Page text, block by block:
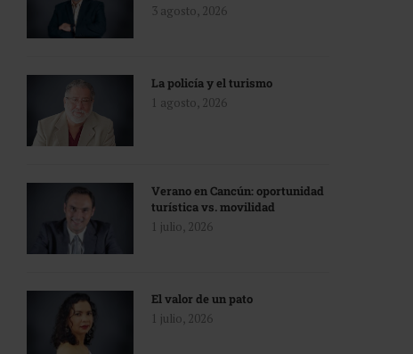
3 agosto, 2026
La policía y el turismo
1 agosto, 2026
Verano en Cancún: oportunidad
turística vs. movilidad
1 julio, 2026
El valor de un pato
1 julio, 2026